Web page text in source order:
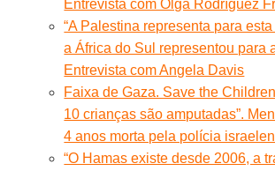
Entrevista com Olga Rodríguez
“A Palestina representa para
a África do Sul representou para
Entrevista com Angela Davis
Faixa de Gaza. Save the
10 crianças são amputadas”.
4 anos morta pela polícia
“O Hamas existe desde 2006, a